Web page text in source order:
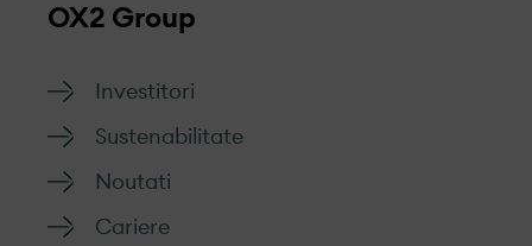
OX2 Group
Investitori
Sustenabilitate
Noutati
Cariere